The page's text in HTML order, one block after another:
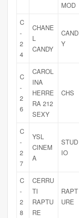
MOD
C
-
2
4
CHANE
L
CANDY
CAND
Y
C
-
2
6
CAROL
INA
HERRE
RA 212
SEXY
CHS
C
-
2
7
YSL
CINEM
A
STUD
IO
C
-
2
8
CERRU
TI
RAPTU
RE
RAPT
URE